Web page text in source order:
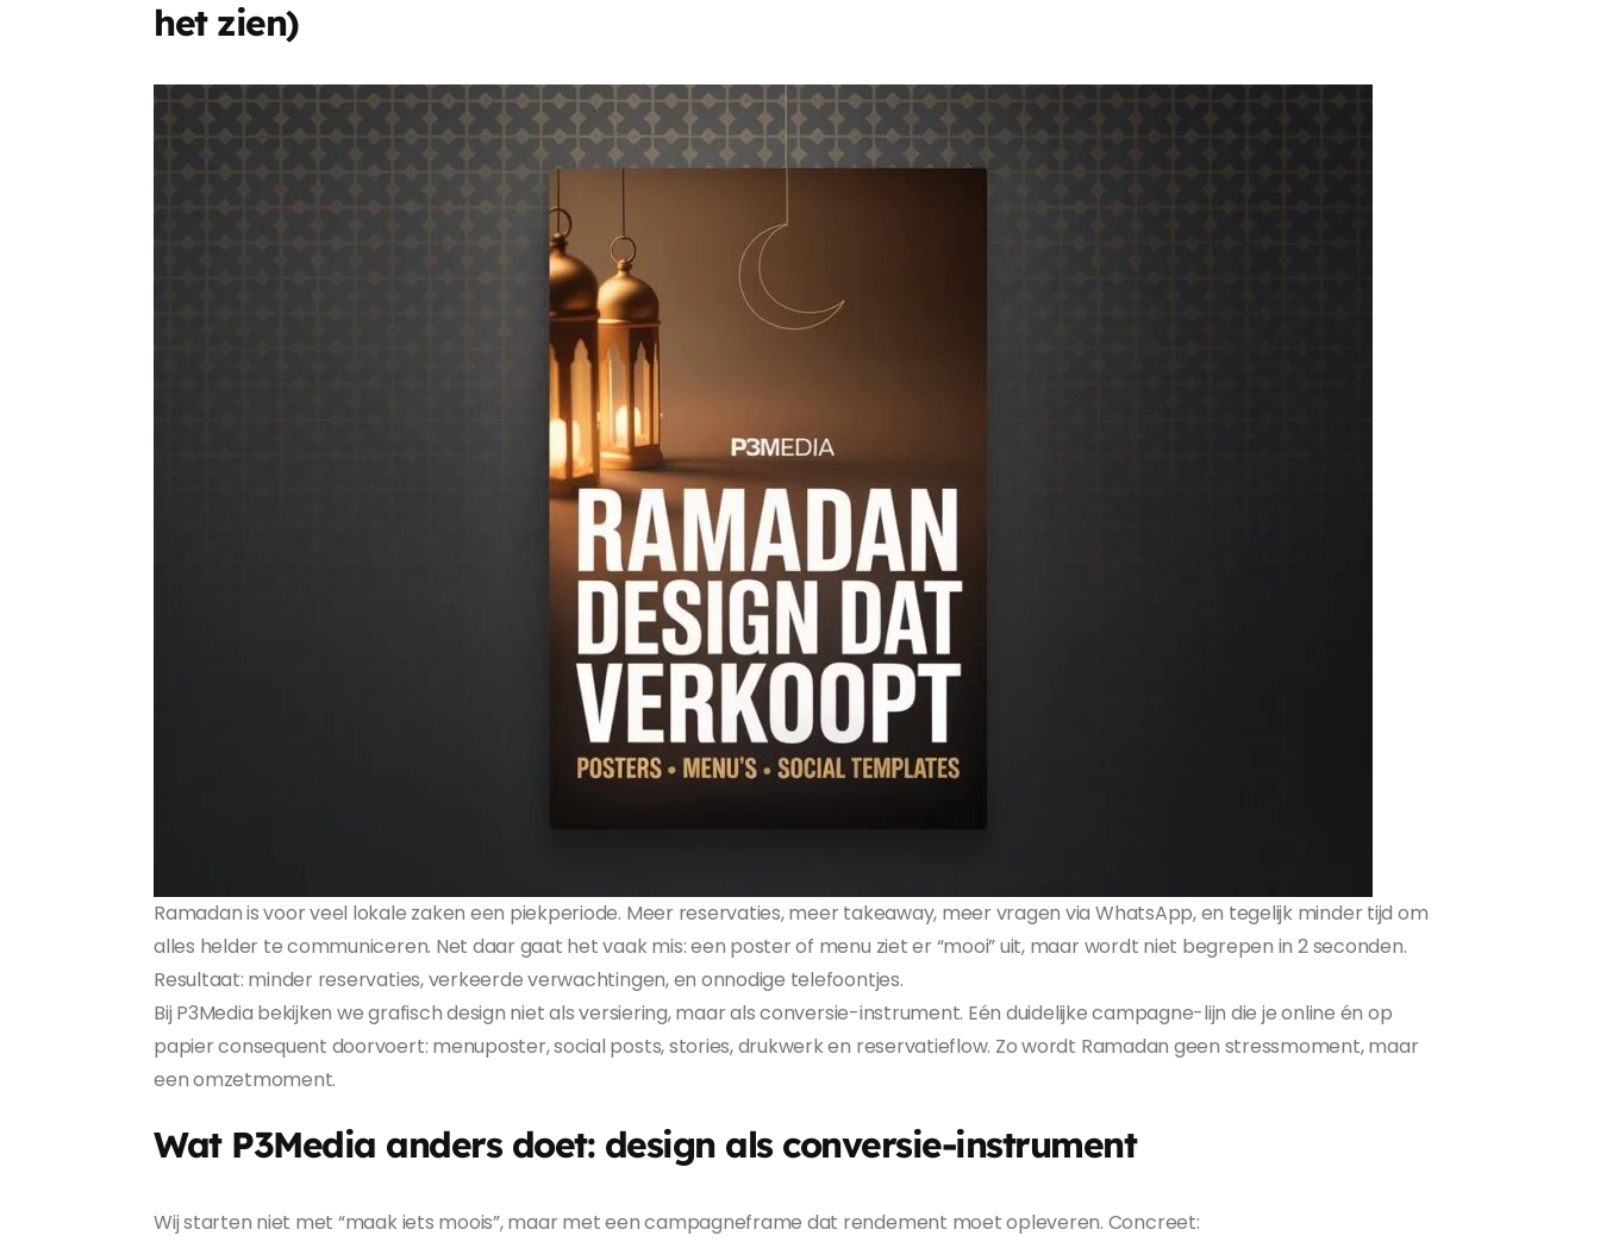
het zien)
Ramadan is voor veel lokale zaken een piekperiode. Meer reservaties, meer takeaway, meer vragen via WhatsApp, en tegelijk minder tijd om
alles helder te communiceren. Net daar gaat het vaak mis: een poster of menu ziet er “mooi” uit, maar wordt niet begrepen in 2 seconden.
Resultaat: minder reservaties, verkeerde verwachtingen, en onnodige telefoontjes.
Bij P3Media bekijken we grafisch design niet als versiering, maar als conversie-instrument. Eén duidelijke campagne-lijn die je online én op
papier consequent doorvoert: menuposter, social posts, stories, drukwerk en reservatieflow. Zo wordt Ramadan geen stressmoment, maar
een omzetmoment.
Wat P3Media anders doet: design als conversie-instrument
Wij starten niet met “maak iets moois”, maar met een campagneframe dat rendement moet opleveren. Concreet: